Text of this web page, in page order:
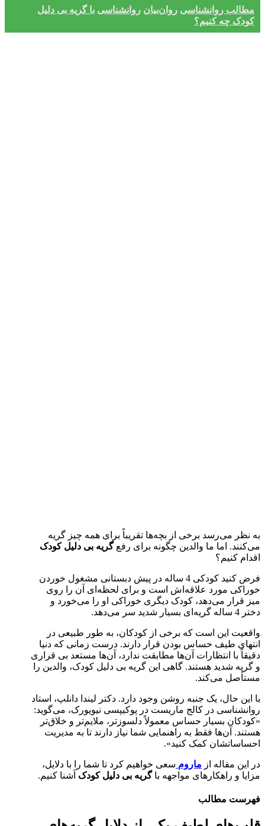
مطالب روانشناسی روان‌بیان روانشناسی با گریه بی دلیل
کودک چه کنیم؟
به نظر می‌رسد برخی از بچه‌ها تقریباً برای همه چیز گریه
می‌کنند. اما ما والدین چگونه برای رفعگریه بی‌ دلیل کودک
اقدام کنیم؟
فرض کنید کودکی 4 ساله در پیش دبستانی مشغول خوردن
خوراکی مورد علاقه‌اش است و برای لحظه‌ای آن را روی
میز قرار می‌دهد، کودک دیگری خوراکی او را می‌خورد و
دختر 4 ساله گریه‌ای بسیار شدید سر می‌دهد.
واقعیت این است که برخی از کودکان، به طور طبیعی در
انتهای طیف حساس بودن قرار دارند. درست زمانی که دنیا
دقیقاً با انتظارات آن‌ها مطابقت ندارد، آن‌ها مستعد بی ‌قراری
و گریه شدید هستند. گاهی این گریه بی ‌دلیل کودک، والدین را
مستأصل می‌کند.
با این حال، یک جنبه روشن وجود دارد. دکتر لیندا دانلپ، استاد
روانشناسی در کالج ماریست در پوکیپسی نیویورک، می‌گوید:
«کودکان بسیار حساس معمولاً دلسوزتر، ملایم‌تر و خلاق‌تر
هستند. آن‌ها فقط به راهنمایی شما نیاز دارند تا به مدیریت
احساساتشان کمک کنید».
در این مقاله از ماروم سعی خواهیم کرد تا شما را با دلایل،
مزایا و راهکارهای مواجهه باگریه بی ‌دلیل کودک آشنا کنیم.
فهرست مطالب